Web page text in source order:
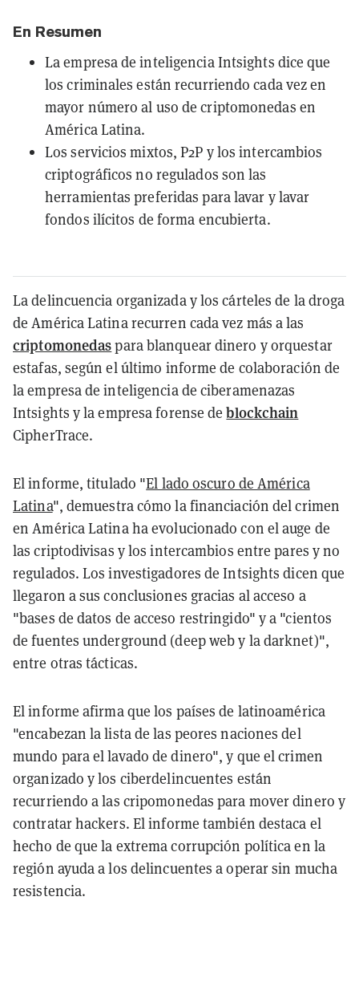
En Resumen
La empresa de inteligencia Intsights dice que
los criminales están recurriendo cada vez en
mayor número al uso de criptomonedas en
América Latina.
Los servicios mixtos, P2P y los intercambios
criptográficos no regulados son las
herramientas preferidas para lavar y lavar
fondos ilícitos de forma encubierta.
La delincuencia organizada y los cárteles de la droga
de América Latina recurren cada vez más a las
criptomonedaspara blanquear dinero y orquestar
estafas, según el último informe de colaboración de
la empresa de inteligencia de ciberamenazas
Intsights y la empresa forense deblockchain
CipherTrace.
El informe, titulado "El lado oscuro de América
Latina", demuestra cómo la financiación del crimen
en América Latina ha evolucionado con el auge de
las criptodivisas y los intercambios entre pares y no
regulados. Los investigadores de Intsights dicen que
llegaron a sus conclusiones gracias al acceso a
"bases de datos de acceso restringido" y a "cientos
de fuentes underground (deep web y la darknet)",
entre otras tácticas.
El informe afirma que los países de latinoamérica
"encabezan la lista de las peores naciones del
mundo para el lavado de dinero", y que el crimen
organizado y los ciberdelincuentes están
recurriendo a las cripomonedas para mover dinero y
contratar hackers. El informe también destaca el
hecho de que la extrema corrupción política en la
región ayuda a los delincuentes a operar sin mucha
resistencia.